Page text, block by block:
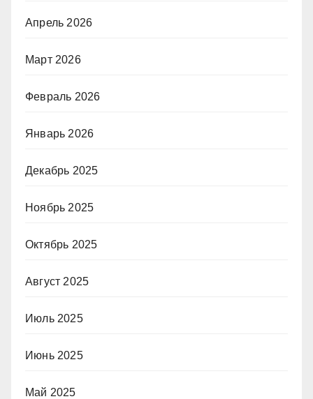
Апрель 2026
Март 2026
Февраль 2026
Январь 2026
Декабрь 2025
Ноябрь 2025
Октябрь 2025
Август 2025
Июль 2025
Июнь 2025
Май 2025